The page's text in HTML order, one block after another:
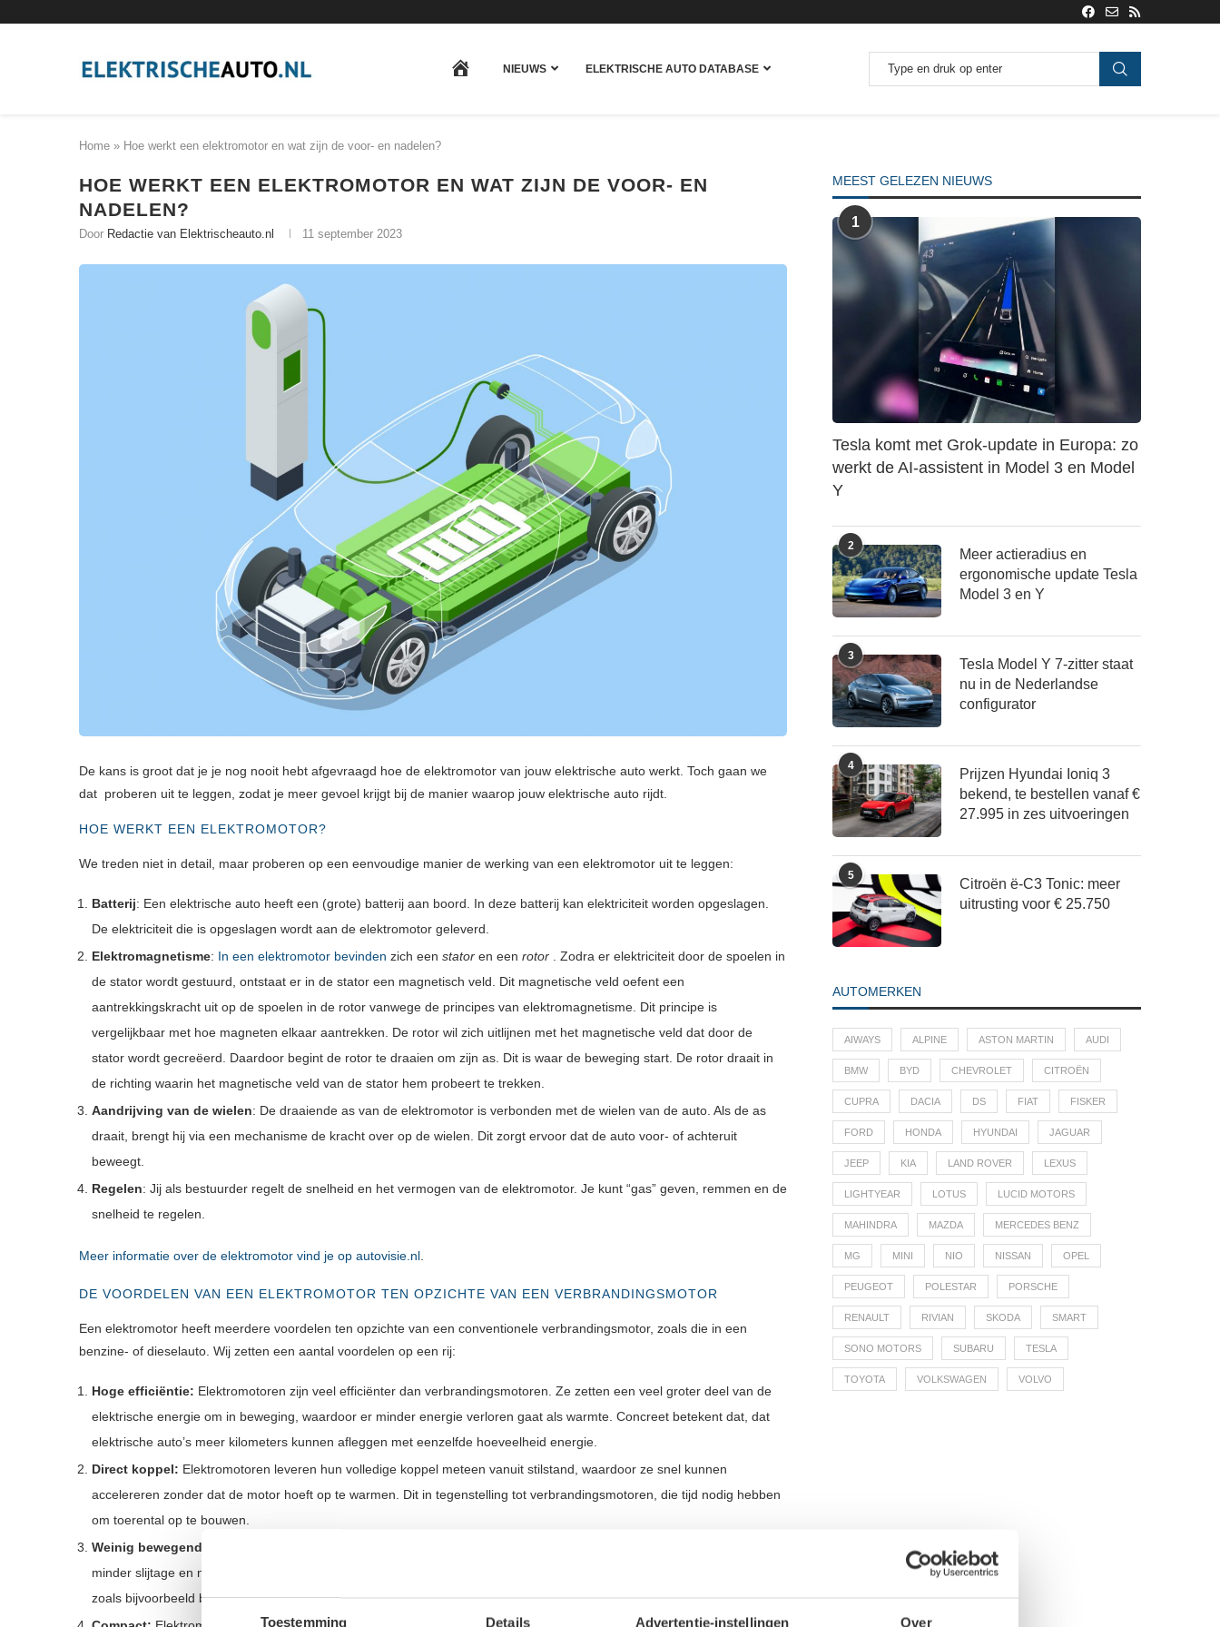
Toestemming Details Advertentie-instellingen Over
HOMENIEUWS ELEKTRISCHE AUTO DATABASE
Home » Hoe werkt een elektromotor en wat zijn de voor- en nadelen?
HOE WERKT EEN ELEKTROMOTOR EN WAT ZIJN DE VOOR- EN
NADELEN?
Door Redactie van Elektrischeauto.nl 11 september 2023
De kans is groot dat je je nog nooit hebt afgevraagd hoe de elektromotor van jouw elektrische auto werkt. Toch gaan we
dat proberen uit te leggen, zodat je meer gevoel krijgt bij de manier waarop jouw elektrische auto rijdt.
HOE WERKT EEN ELEKTROMOTOR?
We treden niet in detail, maar proberen op een eenvoudige manier de werking van een elektromotor uit te leggen:
Batterij: Een elektrische auto heeft een (grote) batterij aan boord. In deze batterij kan elektriciteit worden opgeslagen.
De elektriciteit die is opgeslagen wordt aan de elektromotor geleverd.
Elektromagnetisme: In een elektromotor bevinden zich een stator en een rotor . Zodra er elektriciteit door de spoelen in
de stator wordt gestuurd, ontstaat er in de stator een magnetisch veld. Dit magnetische veld oefent een
aantrekkingskracht uit op de spoelen in de rotor vanwege de principes van elektromagnetisme. Dit principe is
vergelijkbaar met hoe magneten elkaar aantrekken. De rotor wil zich uitlijnen met het magnetische veld dat door de
stator wordt gecreëerd. Daardoor begint de rotor te draaien om zijn as. Dit is waar de beweging start. De rotor draait in
de richting waarin het magnetische veld van de stator hem probeert te trekken.
Aandrijving van de wielen: De draaiende as van de elektromotor is verbonden met de wielen van de auto. Als de as
draait, brengt hij via een mechanisme de kracht over op de wielen. Dit zorgt ervoor dat de auto voor- of achteruit
beweegt.
Regelen: Jij als bestuurder regelt de snelheid en het vermogen van de elektromotor. Je kunt “gas” geven, remmen en de
snelheid te regelen.
Meer informatie over de elektromotor vind je op autovisie.nl
DE VOORDELEN VAN EEN ELEKTROMOTOR TEN OPZICHTE VAN EEN VERBRANDINGSMOTOR
Een elektromotor heeft meerdere voordelen ten opzichte van een conventionele verbrandingsmotor, zoals die in een
benzine- of dieselauto. Wij zetten een aantal voordelen op een rij:
Hoge efficiëntie: Elektromotoren zijn veel efficiënter dan verbrandingsmotoren. Ze zetten een veel groter deel van de
elektrische energie om in beweging, waardoor er minder energie verloren gaat als warmte. Concreet betekent dat, dat
elektrische auto’s meer kilometers kunnen afleggen met eenzelfde hoeveelheid energie.
Direct koppel: Elektromotoren leveren hun volledige koppel meteen vanuit stilstand, waardoor ze snel kunnen
accelereren zonder dat de motor hoeft op te warmen. Dit in tegenstelling tot verbrandingsmotoren, die tijd nodig hebben
om toerental op te bouwen.
Weinig bewegende delen:
minder slijtage en minder frequent noodzakelijk onderhoud. Olie hoeft niet ververst te worden en bepaalde onderdelen,
zoals bijvoorbeeld bougies, zijn niet aanwezig en hoeven dus ook niet vervangen te worden.
MEEST GELEZEN NIEUWS
1
Tesla komt met Grok-update in Europa: zo
werkt de AI-assistent in Model 3 en Model
Y
2
Meer actieradius en
ergonomische update Tesla
Model 3 en Y
3
Tesla Model Y 7-zitter staat
nu in de Nederlandse
configurator
4
Prijzen Hyundai Ioniq 3
bekend, te bestellen vanaf €
27.995 in zes uitvoeringen
5
Citroën ë-C3 Tonic: meer
uitrusting voor € 25.750
AUTOMERKEN
AIWAYS ALPINE ASTON MARTIN AUDI
BMW BYD CHEVROLET CITROËN
CUPRA DACIA DS FIAT FISKER
FORD HONDA HYUNDAI JAGUAR
JEEP KIA LAND ROVER LEXUS
LIGHTYEAR LOTUS LUCID MOTORS
MAHINDRA MAZDA MERCEDES BENZ
MG MINI NIO NISSAN OPEL
PEUGEOT POLESTAR PORSCHE
RENAULT RIVIAN SKODA SMART
SONO MOTORS SUBARU TESLA
TOYOTA VOLKSWAGEN VOLVO